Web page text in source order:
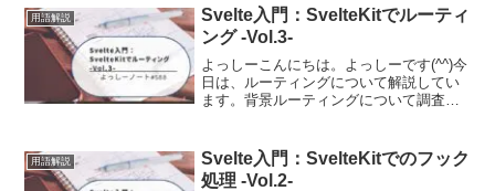
に残しました。@sveltejs/...
用語解説
Svelte入門：SvelteKitでルーティ
ング -Vol.3-
よっしーこんにちは。よっしーです(^^)今
日は、ルーティングについて解説してい
ます。背景ルーティングについて調査す
+layoutSvelteKitでは、これまでページを
完全に...
用語解説
Svelte入門：SvelteKitでのフック
処理 -Vol.2-